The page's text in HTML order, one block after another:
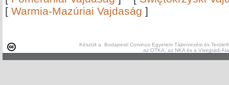
[ Warmia-Mazúriai Vajdaság ]
Készült a Budapesti Corvinus Egyetem Tájtervezési és
az OTKA, az NKA és a Visegrádi